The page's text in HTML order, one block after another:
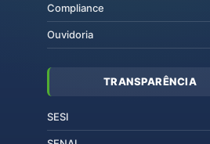
Compliance
Ouvidoria
TRANSPARÊNCIA
SESI